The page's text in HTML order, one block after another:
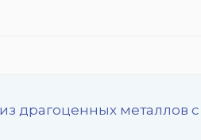
драгоценных металлов с